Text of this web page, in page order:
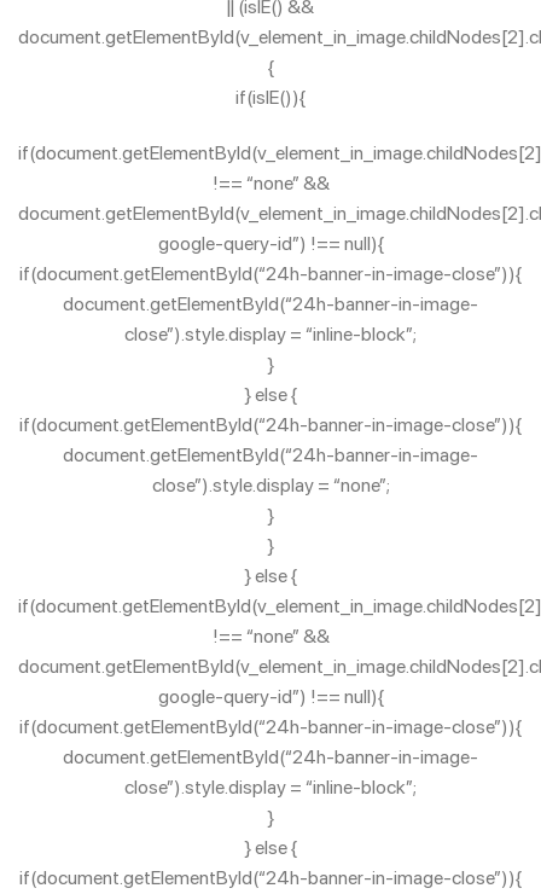
|| (isIE() &&
{
if(isIE()){
!== “none” &&
google-query-id”) !== null){
if(document.getElementById(“24h-banner-in-image-close”)){
document.getElementById(“24h-banner-in-image-
close”).style.display = “inline-block”;
}
} else {
if(document.getElementById(“24h-banner-in-image-close”)){
document.getElementById(“24h-banner-in-image-
close”).style.display = “none”;
}
}
} else {
!== “none” &&
google-query-id”) !== null){
if(document.getElementById(“24h-banner-in-image-close”)){
document.getElementById(“24h-banner-in-image-
close”).style.display = “inline-block”;
}
} else {
if(document.getElementById(“24h-banner-in-image-close”)){